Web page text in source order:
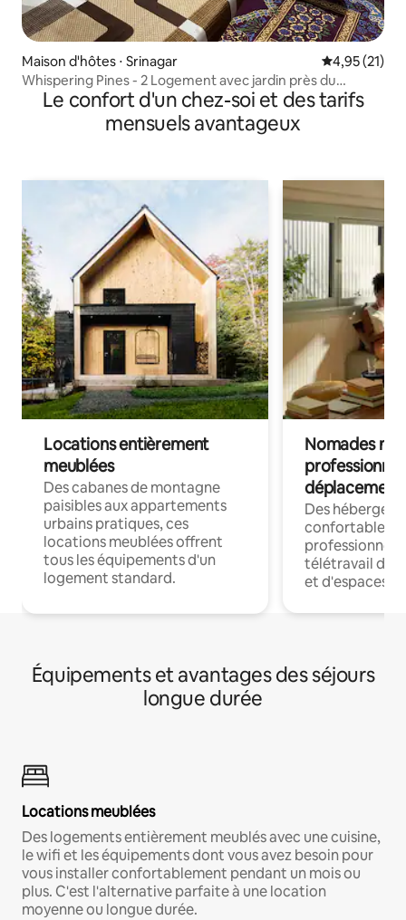
Maison d'hôtes ⋅ Srinagar Évaluation
4,95 (21)
Whispering Pines - 2 Logement avec jardin près du
centre-ville
Le confort d'un chez-soi et des tarifs
mensuels avantageux
Locations entièrement
meublées
Des cabanes de montagne
paisibles aux appartements
urbains pratiques, ces
locations meublées offrent
tous les équipements d'un
logement standard.
Nomades
déplacement
Des
confortables
professionnels
télétravail
et d'espaces
Équipements et avantages des séjours
longue durée
Locations meublées
Des logements entièrement meublés avec une cuisine,
le wifi et les équipements dont vous avez besoin pour
vous installer confortablement pendant un mois ou
plus. C'est l'alternative parfaite à une location
moyenne ou longue durée.